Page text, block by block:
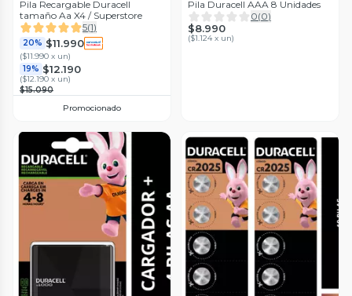
Pila Recargable Duracell
tamaño Aa X4 / Superstore
5(1)
20% $11.990
($11.990 x un)
19% $12.190
($12.190 x un)
$15.090
Promocionado
Pila Duracell AAA 8 Unidades
0(0)
$8.990
($1.124 x un)